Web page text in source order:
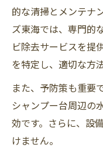
的な清掃とメンテナ
ズ東海では、専門的
ビ除去サービスを提
を特定し、適切な方
また、予防策も重要
シャンプー台周辺の
効です。さらに、設
けません。